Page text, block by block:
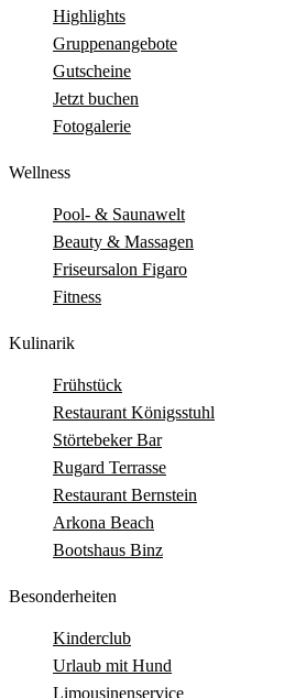
Highlights
Gruppenangebote
Gutscheine
Jetzt buchen
Fotogalerie
Wellness
Pool- & Saunawelt
Beauty & Massagen
Friseursalon Figaro
Fitness
Kulinarik
Frühstück
Restaurant Königsstuhl
Störtebeker Bar
Rugard Terrasse
Restaurant Bernstein
Arkona Beach
Bootshaus Binz
Besonderheiten
Kinderclub
Urlaub mit Hund
Limousinenservice